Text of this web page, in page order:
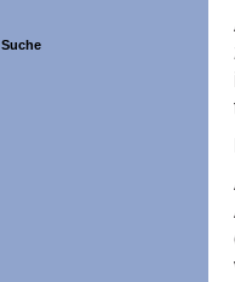
Suche